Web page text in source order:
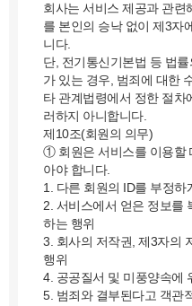
회사는 서비스 제공과 관련
를 본인의 승낙 없이 제3자
니다.
단, 전기통신기본법 등 법
가 있는 경우, 범죄에 대한
타 관계법령에서 정한 절차
러하지 아니합니다.
제10조(회원의 의무)
① 회원은 서비스를 이용할
아야 합니다.
1. 다른 회원의 ID를 부정하
2. 서비스에서 얻은 정보를
하는 행위
3. 회사의 저작권, 제3자의
행위
4. 공공질서 및 미풍양속에
5. 범죄와 결부된다고 객관